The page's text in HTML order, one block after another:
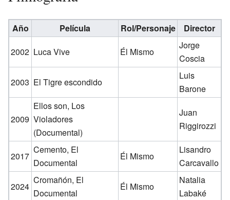
Año Película Rol/Personaje
Director
2002 Luca Vive Él Mismo
Jorge
Coscia
2003 El Tigre escondido
Luis
Barone
2009
Ellos son, Los
Violadores
(Documental)
Juan
Riggirozzi
2017
Cemento, El
Documental
Él Mismo
Lisandro
Carcavallo
2024
Cromañón, El
Documental
Él Mismo
Natalia
Labaké